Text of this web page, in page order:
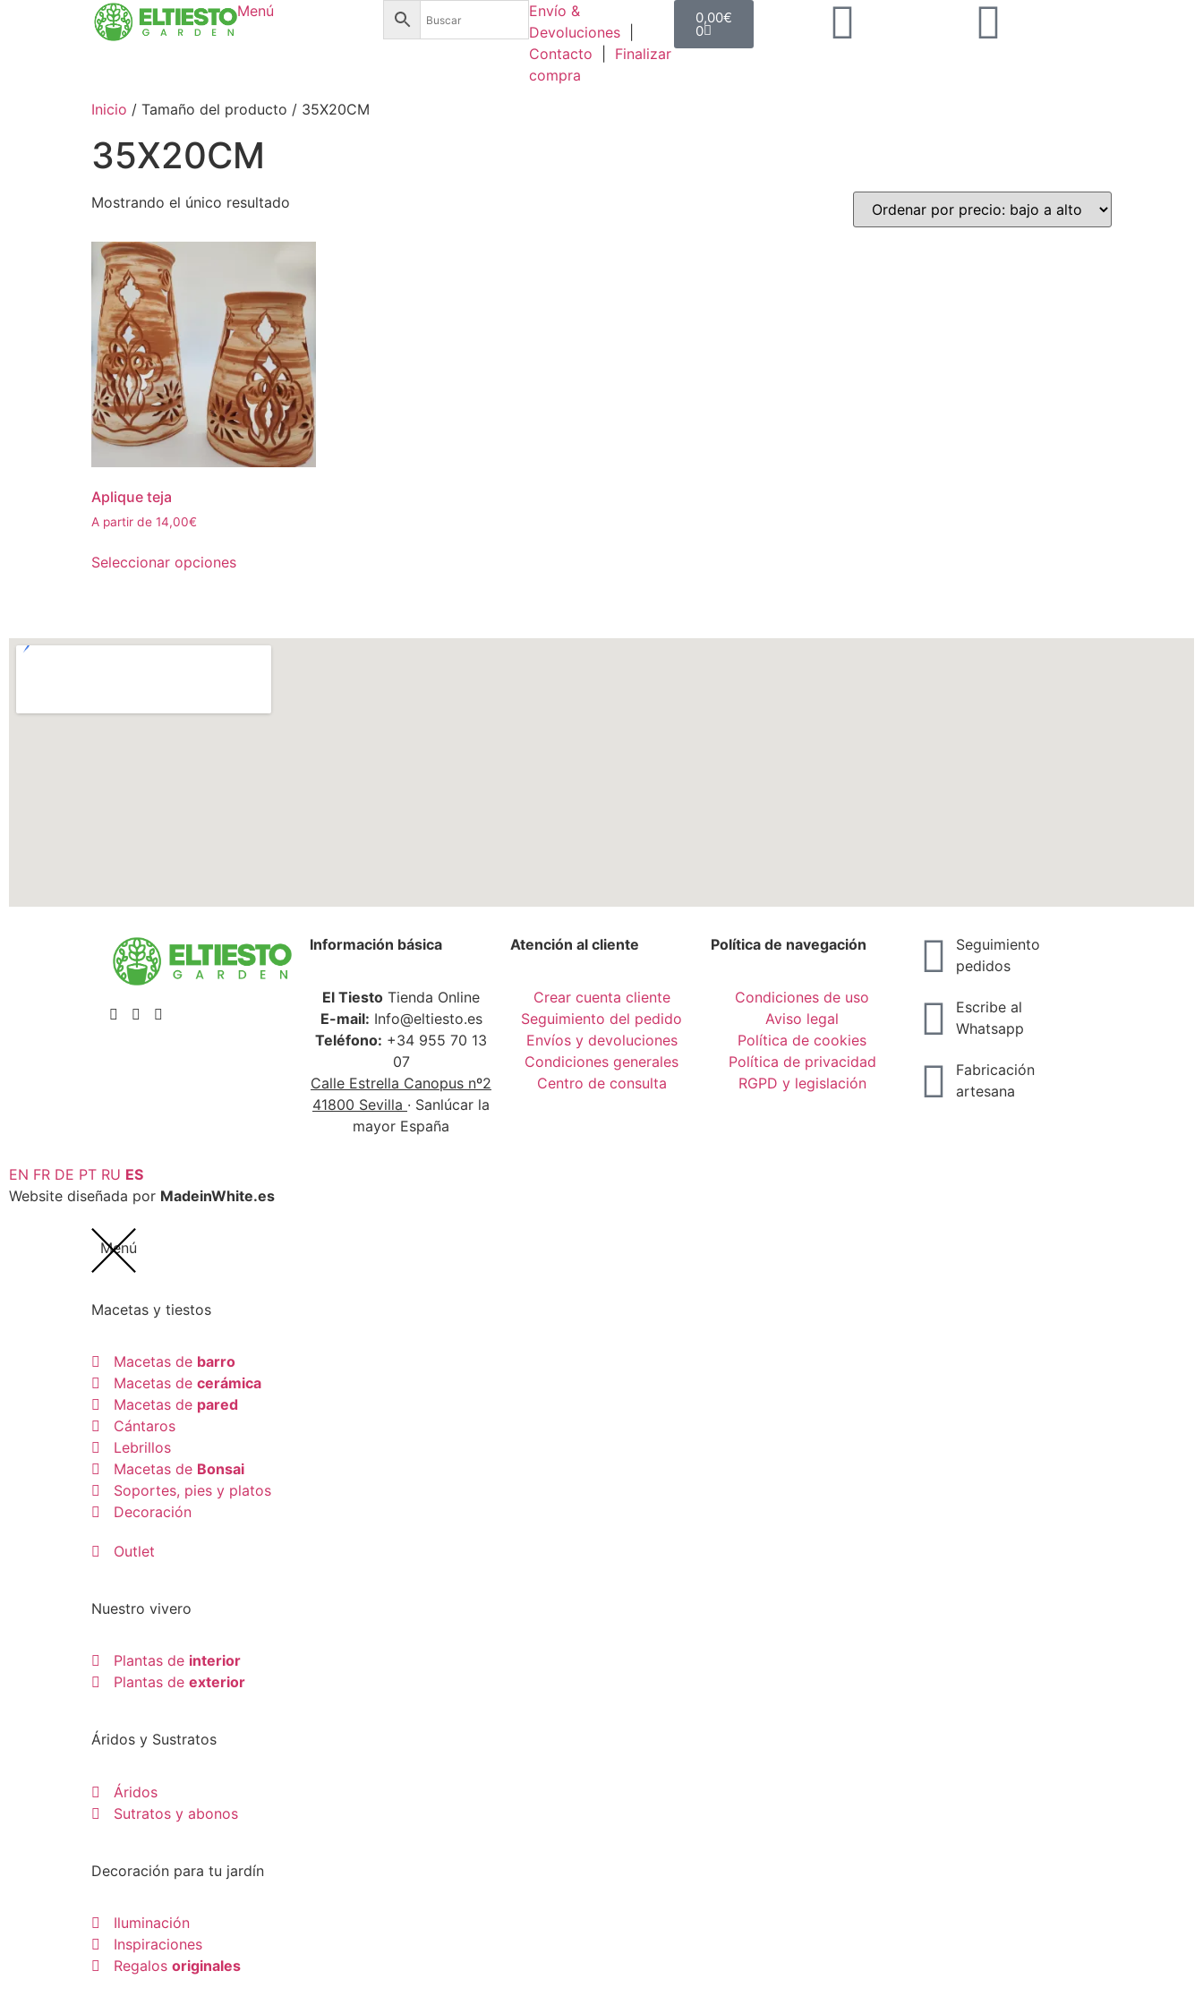
Menú
Envío &
Devoluciones
Contacto
Finalizar
compra
0,00€
0
Inicio / Tamaño del producto / 35X20CM
35X20CM
Mostrando el único resultado
Aplique teja
A partir de 14,00€
Seleccionar opciones
Información básica
El Tiesto Tienda Online
E-mail: Info@eltiesto.es
Teléfono: +34 955 70 13
07
Calle Estrella Canopus nº2
41800 Sevilla · Sanlúcar la
mayor España
Atención al cliente
Crear cuenta cliente
Seguimiento del pedido
Envíos y devoluciones
Condiciones generales
Centro de consulta
Política de navegación
Condiciones de uso
Aviso legal
Política de cookies
Política de privacidad
RGPD y legislación
Seguimiento
pedidos
Escribe al
Whatsapp
Fabricación
artesana
EN FR DE PT RU ES
Website diseñada por MadeinWhite.es
Menú
Macetas y tiestos
Macetas de barro
Macetas de cerámica
Macetas de pared
Cántaros
Lebrillos
Macetas de Bonsai
Soportes, pies y platos
Decoración
Outlet
Nuestro vivero
Plantas de interior
Plantas de exterior
Áridos y Sustratos
Áridos
Sutratos y abonos
Decoración para tu jardín
Iluminación
Inspiraciones
Regalos originales